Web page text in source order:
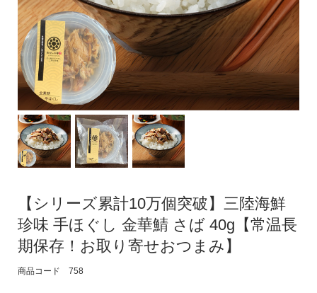
【シリーズ累計10万個突破】三陸海鮮
珍味 手ほぐし 金華鯖 さば 40g【常温長
期保存！お取り寄せおつまみ】
商品コード 758